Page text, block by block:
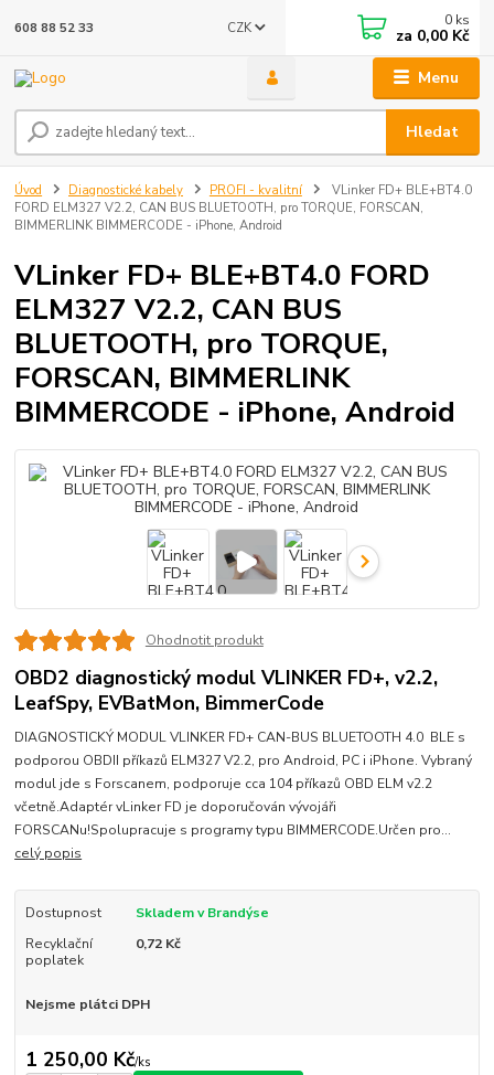
Menu
CZK
Hledat
608 88 52 33 0 ks
za 0,00 Kč
Úvod Diagnostické kabely PROFI - kvalitní
VLinker FD+ BLE+BT4.0
FORD ELM327 V2.2, CAN BUS BLUETOOTH, pro TORQUE, FORSCAN,
BIMMERLINK BIMMERCODE - iPhone, Android
VLinker FD+ BLE+BT4.0 FORD
ELM327 V2.2, CAN BUS
BLUETOOTH, pro TORQUE,
FORSCAN, BIMMERLINK
BIMMERCODE - iPhone, Android
Ohodnotit produkt
OBD2 diagnostický modul VLINKER FD+, v2.2,
LeafSpy, EVBatMon, BimmerCode
DIAGNOSTICKÝ MODUL VLINKER FD+ CAN-BUS BLUETOOTH 4.0 BLE s
podporou OBDII příkazů ELM327 V2.2, pro Android, PC i iPhone. Vybraný
modul jde s Forscanem, podporuje cca 104 příkazů OBD ELM v2.2
včetně.Adaptér vLinker FD je doporučován vývojáři
FORSCANu!Spolupracuje s programy typu BIMMERCODE.Určen pro...
celý popis
Dostupnost
Skladem v Brandýse
Recyklační
poplatek
0,72 Kč
Nejsme plátci DPH
1 250,00 Kč/ks